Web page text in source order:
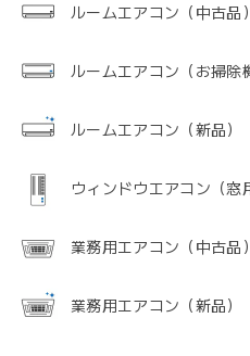
ルームエアコン（中古品）
ルームエアコン（お掃除
ルームエアコン（新品）
ウィンドウエアコン（窓
業務用エアコン（中古品）
業務用エアコン（新品）